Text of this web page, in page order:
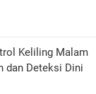
Keliling Malam
dan Deteksi Dini